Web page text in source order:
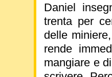
Daniel
trenta per
delle
rende
mangiare e